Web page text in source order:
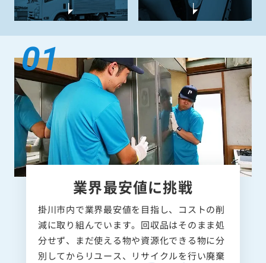
業界最安値に挑戦
掛川市内で業界最安値を目指し、コストの削
減に取り組んでいます。回収品はそのまま処
分せず、まだ使える物や資源化できる物に分
別してからリユース、リサイクルを行い廃棄